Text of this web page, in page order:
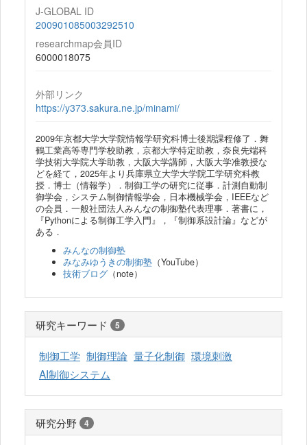
J-GLOBAL ID
200901085003292510
researchmap会員ID
6000018075
外部リンク
https://y373.sakura.ne.jp/minami/
2009年京都大学大学院情報学研究科博士後期課程修了．舞
鶴工業高等専門学校助教，京都大学特定助教，奈良先端科
学技術大学院大学助教，大阪大学講師，大阪大学准教授な
どを経て，2025年より兵庫県立大学大学院工学研究科教
授．博士（情報学）．制御工学の研究に従事．計測自動制
御学会，システム制御情報学会，日本機械学会，IEEEなど
の会員．一般社団法人みんなの制御塾代表理事．著書に，
『Pythonによる制御工学入門』，『制御系設計論』などが
ある．
みんなの制御塾
みなみゆうきの制御塾 （YouTube）
技術ブログ （note）
研究キーワード 5
制御工学 制御理論 量子化制御 環境刺激
AI制御システム
研究分野 4